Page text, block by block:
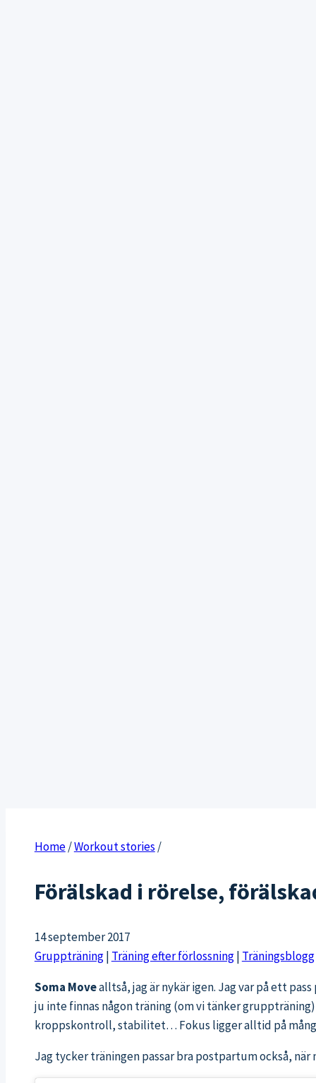
Home/Workout stories /
Förälskad i rörelse,
14 september 2017
Gruppträning| Träning efter förlossning| Träningsblogg
Soma Movealltså, jag är nykär igen. Jag var på ett
ju inte finnas någon träning (om vi tänker
kroppskontroll, stabilitet… Fokus ligger alltid på
Jag tycker träningen passar bra postpartum också,